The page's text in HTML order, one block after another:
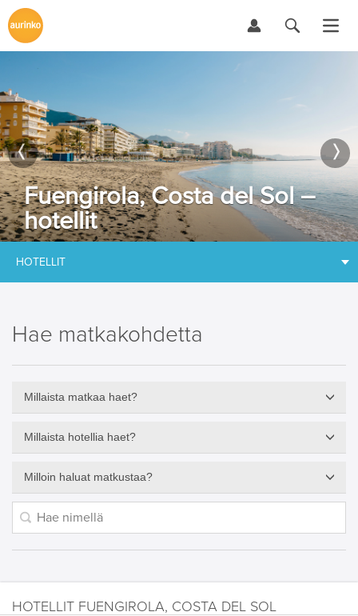
Fuengirola, Costa del Sol –
hotellit
HOTELLIT
Hae matkakohdetta
Millaista matkaa haet?
Millaista hotellia haet?
Milloin haluat matkustaa?
HOTELLIT FUENGIROLA, COSTA DEL SOL